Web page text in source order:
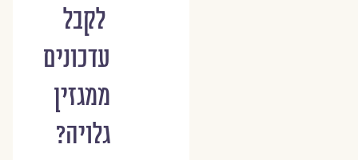
לקבל
עדכונים
ממגזין
גלויה?